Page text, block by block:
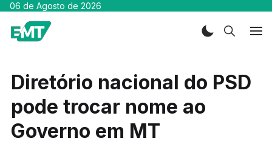
06 de Agosto de 2026
Diretório nacional do PSD
pode trocar nome ao
Governo em MT